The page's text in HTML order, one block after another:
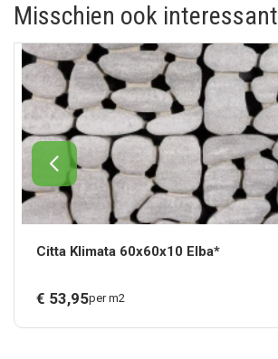
Misschien ook interessant
Citta Klimata 60x60x10 Elba*
€ 53,95per m2